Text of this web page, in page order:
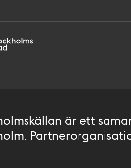
är ett